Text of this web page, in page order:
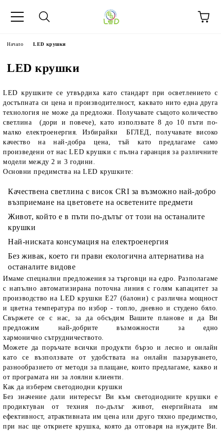
Начало LED крушки
LED крушки
LED крушките се утвърдиха като стандарт при осветлението с
достъпната си цена и производителност, каквато нито една друга
технология не може да предложи. Получавате същото количество
светлина (дори и повече), като използвате 8 до 10 пъти по-
малко електроенергия. Избирайки БГЛЕД, получавате високо
качество на най-добра цена, тъй като предлагаме само
произведени от нас LED крушки с пълна гаранция за различните
модели между 2 и 3 години.
Основни предимства на LED крушките:
Качествена светлина с висок CRI за възможно най-добро
възприемане на цветовете на осветените предмети
Живот, който е в пъти по-дълъг от този на останалите
крушки
Най-ниската консумация на електроенергия
Без живак, което ги прави екологична алтернатива на
останалите видове
Имаме специални предложения за търговци на едро. Разполагаме
с напълно автоматизирана поточна линия с голям капацитет за
производство на LED крушки E27 (балони) с различна мощност
и цветна температура по избор - топло, дневно и студено бяло.
Свържете се с нас, за да обсъдим Вашите планове и да Ви
предложим най-добрите възможности за едно
хармонично сътрудничеството.
Можете да поръчате всички продукти бързо и лесно и онлайн
като се възползвате от удобствата на онлайн пазаруването,
разнообразието от методи за плащане, които предлагаме, какво и
от програмата ни за лоялни клиенти.
Как да изберем светодиодни крушки
Без значение дали интересът Ви към светодиодните крушки е
продиктуван от техния по-дълъг живот, енергийната им
ефективност, атрактивната им цена или друго тяхно предимство,
при нас ще откриете крушка, която да отговаря на нуждите Ви.